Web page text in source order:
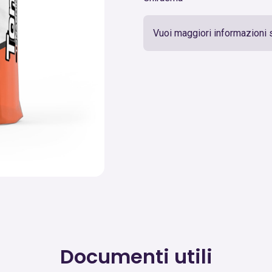
Vuoi maggiori informazioni
Documenti utili